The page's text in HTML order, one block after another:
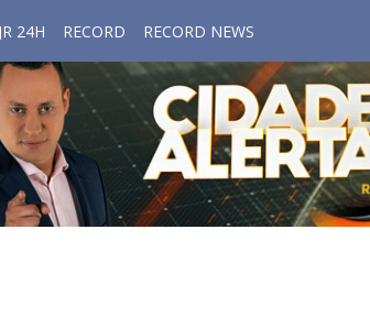
JR 24H RECORD RECORD NEWS